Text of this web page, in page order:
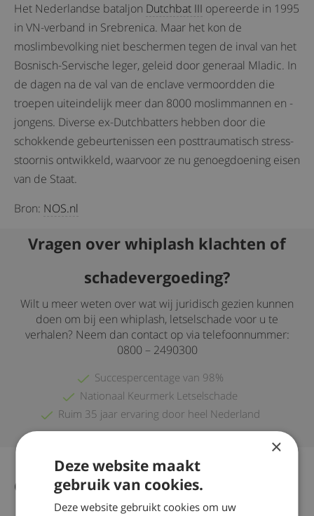
Het Nederlandse bataljon Dutchbat III opereerde in 1995
in VN-verband in Srebrenica. Maar het kon de
moslimbevolking niet beschermen tegen de inval van het
Bosnisch-Servische leger, geleid door generaal Mladic. In
de dagen na de val van de enclave vermoordden die
troepen uiteindelijk meer dan 8000 moslimmannen en -
jongens. Diverse ex-Dutchbatters hebben door die
schokkende gebeurtenissen een posttraumatisch stress-
stoornis ontwikkeld, waarvoor ze nu genoegdoening eisen
van de Staat.
Bron: NOS.nl
Vragen over whiplash klachten of
schadevergoeding?
Wilt u meer weten over wat wij juridisch gezien kunnen
doen om bij een whiplash, letselschade voor u te
verhalen? Neem dan contact op via telefoonnummer:
0800 – 2490300
Succespercentage van 98%
Nationaal Keurmerk Letselschade
Ruim 35 jaar ervaring door heel Nederland
Gerelateerd nieuws Alle nieuws artikelen
×
Deze website maakt
gebruik van cookies.
Deze website gebruikt cookies om uw